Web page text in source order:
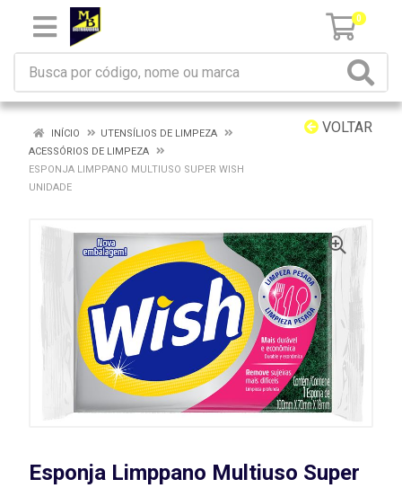
0
VOLTAR
INÍCIO
UTENSÍLIOS DE LIMPEZA
ACESSÓRIOS DE LIMPEZA
ESPONJA LIMPPANO MULTIUSO SUPER WISH
UNIDADE
Esponja Limppano Multiuso Super